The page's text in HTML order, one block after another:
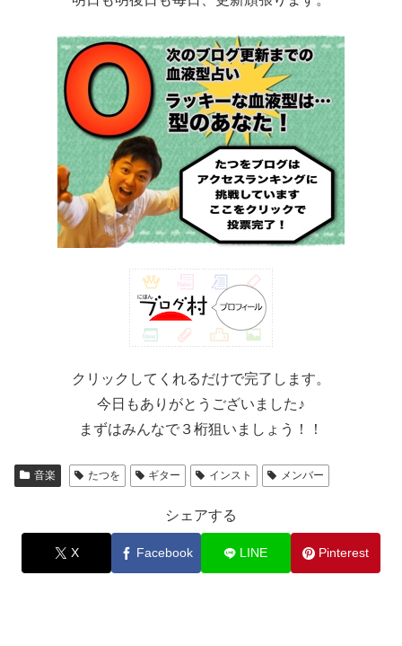
クリックしてくれるだけで完了します。
今日もありがとうございました♪
まずはみんなで３桁狙いましょう！！
音楽 たつを ギター インスト メンバー
シェアする
X Facebook LINE Pinterest